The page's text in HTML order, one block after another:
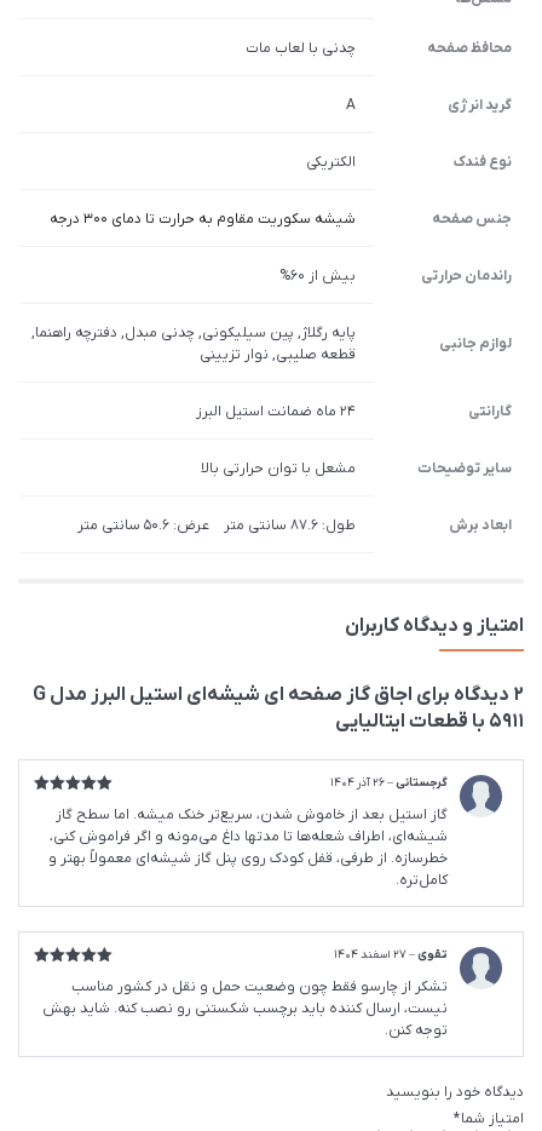
محافظ صفحه چدنی با لعاب مات
گرید انرژی A
نوع فندک الکتریکی
جنس صفحه شیشه سکوریت مقاوم به حرارت تا دمای 300 درجه
راندمان حرارتی بیش از 60%
لوازم جانبی
پایه رگلاژ, پین سیلیکونی, چدنی مبدل, دفترچه راهنما,
قطعه صلیبی, نوار تزیینی
گارانتی 24 ماه ضمانت استیل البرز
سایر توضیحات مشعل با توان حرارتی بالا
ابعاد برش طول: 87.6 سانتی متر عرض: 50.6 سانتی متر
امتیاز و دیدگاه کاربران
2 دیدگاه برای
اجاق گاز صفحه ای شیشه‌ای استیل البرز مدل G
5911 با قطعات ایتالیایی
5
5
گرجستانی–26 آذر 1404
گاز استیل بعد از خاموش شدن، سریع‌تر خنک میشه. اما سطح گاز
شیشه‌ای، اطراف شعله‌ها تا مدتها داغ می‌مونه و اگر فراموش کنی،
خطرسازه. از طرفی، قفل کودک روی پنل گاز شیشه‌ای معمولاً بهتر و
کامل‌تره.
5
تقوی–27 اسفند 1404
تشکر از چارسو فقط چون وضعیت حمل و نقل در کشور مناسب
نیست، ارسال کننده باید برچسب شکستنی رو نصب کنه. شاید بهش
توجه کنن.
دیدگاه خود را بنویسید
امتیاز شما*